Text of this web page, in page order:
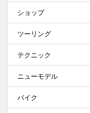
ショップ
ツーリング
テクニック
ニューモデル
バイク